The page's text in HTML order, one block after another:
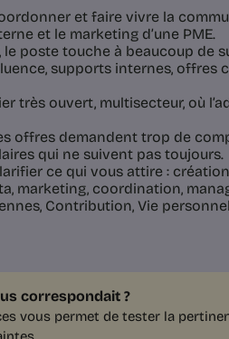
et faire vivre la
et le marketing d’une PME.
le poste touche à beaucoup de
supports internes, offres
très ouvert, multisecteur, où
offres demandent trop de
qui ne suivent pas toujours.
ce qui vous attire :
marketing, coordination,
Contribution, Vie
correspondait ?
vous permet de tester la